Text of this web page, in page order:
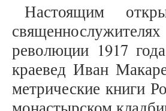
Настоящим
революции 1917
краевед Иван
метрические книги